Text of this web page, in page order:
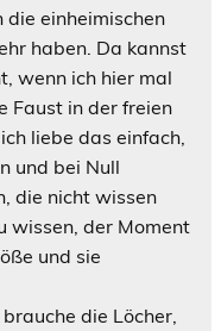
einheimischen
haben. Da kannst
wenn ich hier mal
Faust in der freien
liebe das einfach,
und bei Null
die nicht wissen
wissen, der Moment
und sie
die Löcher,